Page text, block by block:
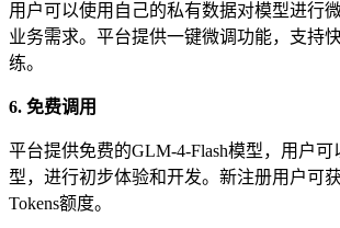
用户可以使用自己的私有数据对模型进行
业务需求。平台提供一键微调功能，支持
练。
6. 免费调用
平台提供免费的GLM-4-Flash模型，用户
型，进行初步体验和开发。新注册用户可
Tokens额度。